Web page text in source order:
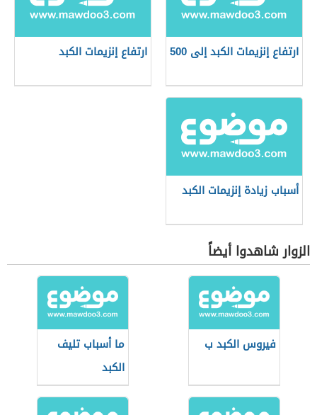
ارتفاع إنزيمات الكبد إلى 500 ارتفاع إنزيمات الكبد
أسباب زيادة إنزيمات الكبد
الزوار شاهدوا أيضاً
فيروس الكبد ب
ما أسباب تليف
الكبد